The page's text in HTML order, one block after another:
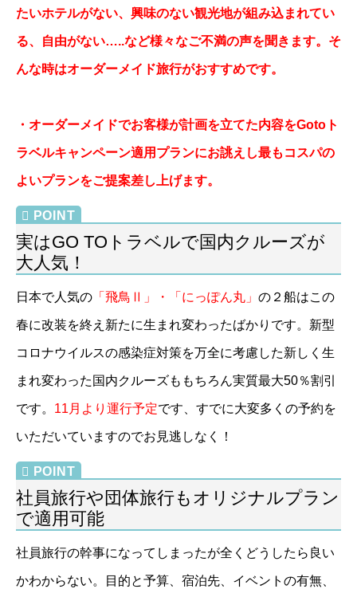
たいホテルがない、興味のない観光地が組み込まれてい
る、自由がない…..など様々なご不満の声を聞きます。そ
んな時はオーダーメイド旅行がおすすめです。
・オーダーメイドでお客様が計画を立てた内容をGotoト
ラベルキャンペーン適用プランにお誂えし最もコスパの
よいプランをご提案差し上げます。
実はGO TOトラベルで国内クルーズが
大人気！
日本で人気の 「 飛鳥Ⅱ 」・「にっぽん丸」 の２船はこの
春に改装を終え新たに生まれ変わったばかりです。新型
コロナウイルスの感染症対策を万全に考慮した新しく生
まれ変わった国内クルーズももちろん実質最大50％割引
です。 11月より運行予定です、すでに大変多くの予約を
いただいていますのでお見逃しなく！
社員旅行や団体旅行もオリジナルプラン
で適用可能
社員旅行の幹事になってしまったが全くどうしたら良い
かわからない。目的と予算、宿泊先、イベントの有無、